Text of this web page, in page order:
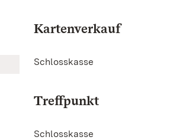
Kartenverkauf
Schlosskasse
Treffpunkt
Schlosskasse